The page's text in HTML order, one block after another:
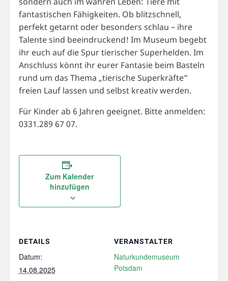
fantastischen Fähigkeiten. Ob blitzschnell,
perfekt getarnt oder besonders schlau – ihre
Talente sind beeindruckend! Im Museum begebt
ihr euch auf die Spur tierischer Superhelden. Im
Anschluss könnt ihr eurer Fantasie beim Basteln
rund um das Thema „tierische Superkräfte“
freien Lauf lassen und selbst kreativ werden.
Für Kinder ab 6 Jahren geeignet. Bitte anmelden:
0331.289 67 07.
Zum Kalender
hinzufügen
DETAILS
Datum:
14.08.2025
VERANSTALTER
Naturkundemuseum
Potsdam